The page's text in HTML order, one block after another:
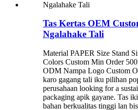
Tas Kertas OEM
Ngalahake Tali
Material PAPER Size Stand
Colors Custom Min Order
ODM Nampa Logo Custom
karo gagang tali iku pilihan
perusahaan looking for a
packaging apik gayane. Tas
bahan berkualitas tinggi lan